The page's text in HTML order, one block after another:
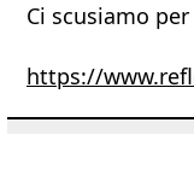
Ci scusiamo
https://